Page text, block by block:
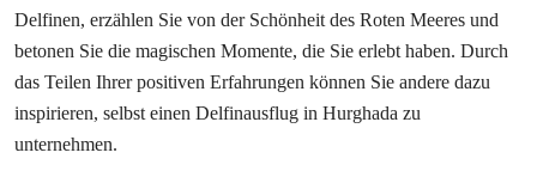
Delfinen, erzählen Sie von der Schönheit des Roten Meeres und
betonen Sie die magischen Momente, die Sie erlebt haben. Durch
das Teilen Ihrer positiven Erfahrungen können Sie andere dazu
inspirieren, selbst einen Delfinausflug in Hurghada zu
unternehmen.